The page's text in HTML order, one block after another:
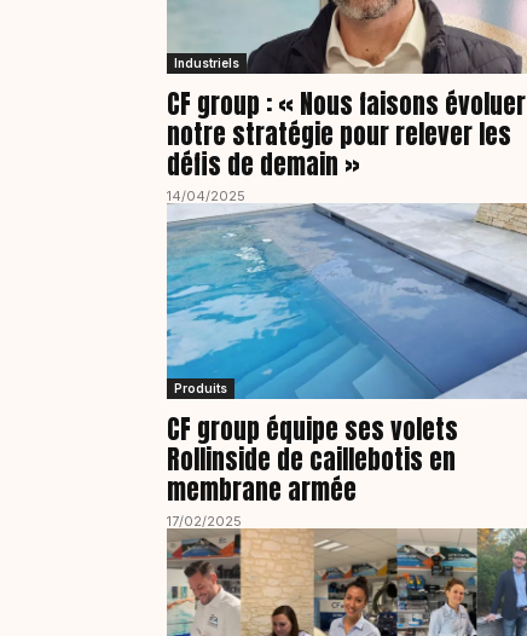
Industriels
CF group : « Nous faisons évoluer
notre stratégie pour relever les
défis de demain »
14/04/2025
Produits
CF group équipe ses volets
Rollinside de caillebotis en
membrane armée
17/02/2025